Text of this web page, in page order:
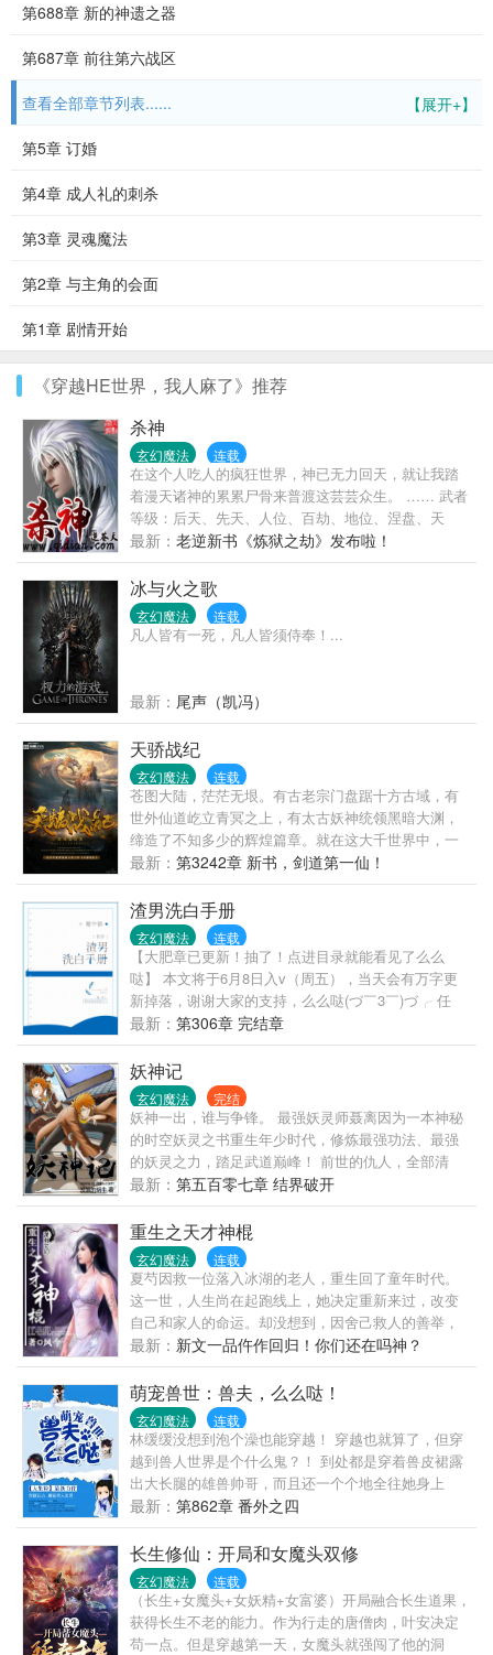
第688章 新的神遗之器
第687章 前往第六战区
【展开+】
查看全部章节列表......
第5章 订婚
第4章 成人礼的刺杀
第3章 灵魂魔法
第2章 与主角的会面
第1章 剧情开始
《穿越HE世界，我人麻了》推荐
杀神
玄幻魔法 连载
在这个人吃人的疯狂世界，神已无力回天，就让我踏
着漫天诸神的累累尸骨来普渡这芸芸众生。 …… 武者
等级：后天、先天、人位、百劫、地位、涅盘、天
位、通神、真神、神王。 其余武技、炼药师、武器、
丹药一律五级：凡级、玄级、灵级、圣级、神级。
最新： 老逆新书《炼狱之劫》发布啦！
冰与火之歌
玄幻魔法 连载
凡人皆有一死，凡人皆须侍奉！...
最新： 尾声（凯冯）
天骄战纪
玄幻魔法 连载
苍图大陆，茫茫无垠。有古老宗门盘踞十方古域，有
世外仙道屹立青冥之上，有太古妖神统领黑暗大渊，
缔造了不知多少的辉煌篇章。就在这大千世界中，一
个名叫林寻的少年，独自从矿山牢狱中走出，掌御灵
纹，心通万古，踏上了一条古今未有的传奇之路。
最新： 第3242章 新书，剑道第一仙！
渣男洗白手册
玄幻魔法 连载
【大肥章已更新！抽了！点进目录就能看见了么么
哒】 本文将于6月8日入v（周五），当天会有万字更
新掉落，谢谢大家的支持，么么哒(づ￣3￣)づ╭ 任
务：穿越各个世界变成渣男，花式洗白。 卫明言是个
骗子，?
最新： 第306章 完结章
妖神记
玄幻魔法 完结
妖神一出，谁与争锋。 最强妖灵师聂离因为一本神秘
的时空妖灵之书重生年少时代，修炼最强功法、最强
的妖灵之力，踏足武道巅峰！ 前世的仇人，全部清
算。 既然重生，这一世我便是主宰一切的众神之王，
让一切都在我脚下蛰伏颤抖吧。 ~~《妖神记》是蜗牛
精心雕琢的一部玄幻作品，将会是一部与众不同的玄
幻故事，另外《妖神记》的漫画也在腾讯动漫同时发
布，画风非常精美，请大家多多支持。~~
最新： 第五百零七章 结界破开
重生之天才神棍
玄幻魔法 连载
夏芍因救一位落入冰湖的老人，重生回了童年时代。
这一世，人生尚在起跑线上，她决定重新来过，改变
自己和家人的命运。却没想到，因舍己救人的善举，
她得到了一种特殊的能力——天眼。从此，观人过去
未来，断人生死前程——铁口直断！从不虚言。难不
成，这辈子要当神棍？这与众不同的人生好有压力，
谁曾想她竟处处开花。从此，商场成就......
最新： 新文一品仵作回归！你们还在吗神？
萌宠兽世：兽夫，么么哒！
玄幻魔法 连载
林缓缓没想到泡个澡也能穿越！ 穿越也就算了，但穿
越到兽人世界是个什么鬼？！ 到处都是穿着兽皮裙露
出大长腿的雄兽帅哥，而且还一个个地全往她身上
扑！ 什么？还想让我给你们生崽崽？！ > 跨种族的恋
爱是没有好结果的，你们酷爱放开我！ ******* 【穿越
兽世，甜到掉牙的宠文！~(≧▽≦)/~】 文首发云起书
院，谢绝任何形式的转载和改编！一旦发现，立即追
究其侵权责任！
最新： 第862章 番外之四
长生修仙：开局和女魔头双修
玄幻魔法 连载
（长生+女魔头+女妖精+女富婆）开局融合长生道果，
获得长生不老的能力。作为行走的唐僧肉，叶安决定
苟一点。但是穿越第一天，女魔头就强闯了他的洞